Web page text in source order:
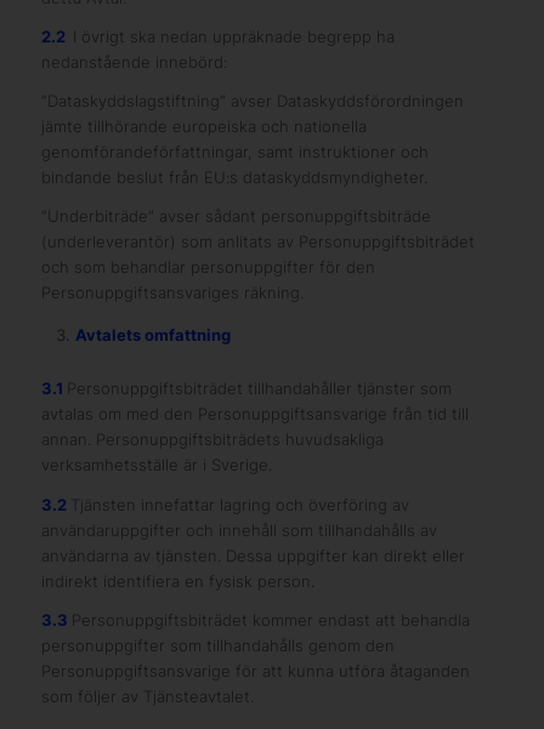
2.2
I övrigt ska nedan uppräknade begrepp ha
nedanstående innebörd:
”Dataskyddslagstiftning” avser Dataskyddsförordningen
jämte tillhörande europeiska och nationella
genomförandeförfattningar, samt instruktioner och
bindande beslut från EU:s dataskyddsmyndigheter.
”Underbiträde” avser sådant personuppgiftsbiträde
(underleverantör) som anlitats av Personuppgiftsbiträdet
och som behandlar personuppgifter för den
Personuppgiftsansvariges räkning.
Avtalets omfattning
3.1 Personuppgiftsbiträdet tillhandahåller tjänster som
avtalas om med den Personuppgiftsansvarige från tid till
annan. Personuppgiftsbiträdets huvudsakliga
verksamhetsställe är i Sverige.
3.2
Tjänsten innefattar lagring och överföring av
användaruppgifter och innehåll som tillhandahålls av
användarna av tjänsten. Dessa uppgifter kan direkt eller
indirekt identifiera en fysisk person.
3.3 Personuppgiftsbiträdet kommer endast att behandla
personuppgifter som tillhandahålls genom den
Personuppgiftsansvarige för att kunna utföra åtaganden
som följer av Tjänsteavtalet.